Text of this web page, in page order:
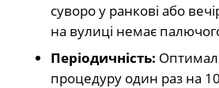
суворо у ранкові або
на вулиці немає
Періодичність:
процедуру один раз на